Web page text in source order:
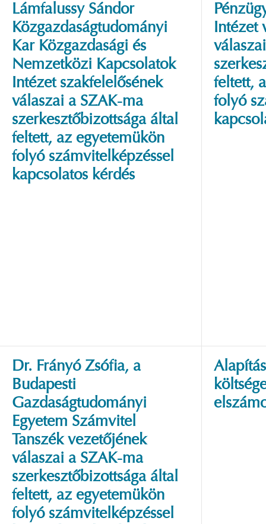
Lámfalussy Sándor
Közgazdaságtudományi
Kar Közgazdasági és
Nemzetközi Kapcsolatok
Intézet szakfelelősének
válaszai a SZAK-ma
szerkesztőbizottsága által
feltett, az egyetemükön
folyó számvitelképzéssel
kapcsolatos kérdés
Intézet
feltett,
folyó
Dr. Frányó Zsófia, a
Budapesti
Gazdaságtudományi
Egyetem Számvitel
Tanszék vezetőjének
válaszai a SZAK-ma
szerkesztőbizottsága által
feltett, az egyetemükön
folyó számvitelképzéssel